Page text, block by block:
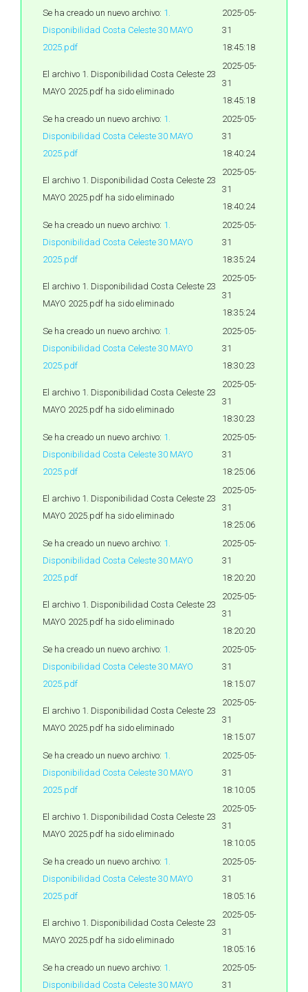
Se ha creado un nuevo archivo: 1.
Disponibilidad Costa Celeste 30 MAYO
2025.pdf
2025-05-
31
18:45:18
El archivo 1. Disponibilidad Costa Celeste 23
MAYO 2025.pdf ha sido eliminado
2025-05-
31
18:45:18
Se ha creado un nuevo archivo: 1.
Disponibilidad Costa Celeste 30 MAYO
2025.pdf
2025-05-
31
18:40:24
El archivo 1. Disponibilidad Costa Celeste 23
MAYO 2025.pdf ha sido eliminado
2025-05-
31
18:40:24
Se ha creado un nuevo archivo: 1.
Disponibilidad Costa Celeste 30 MAYO
2025.pdf
2025-05-
31
18:35:24
El archivo 1. Disponibilidad Costa Celeste 23
MAYO 2025.pdf ha sido eliminado
2025-05-
31
18:35:24
Se ha creado un nuevo archivo: 1.
Disponibilidad Costa Celeste 30 MAYO
2025.pdf
2025-05-
31
18:30:23
El archivo 1. Disponibilidad Costa Celeste 23
MAYO 2025.pdf ha sido eliminado
2025-05-
31
18:30:23
Se ha creado un nuevo archivo: 1.
Disponibilidad Costa Celeste 30 MAYO
2025.pdf
2025-05-
31
18:25:06
El archivo 1. Disponibilidad Costa Celeste 23
MAYO 2025.pdf ha sido eliminado
2025-05-
31
18:25:06
Se ha creado un nuevo archivo: 1.
Disponibilidad Costa Celeste 30 MAYO
2025.pdf
2025-05-
31
18:20:20
El archivo 1. Disponibilidad Costa Celeste 23
MAYO 2025.pdf ha sido eliminado
2025-05-
31
18:20:20
Se ha creado un nuevo archivo: 1.
Disponibilidad Costa Celeste 30 MAYO
2025.pdf
2025-05-
31
18:15:07
El archivo 1. Disponibilidad Costa Celeste 23
MAYO 2025.pdf ha sido eliminado
2025-05-
31
18:15:07
Se ha creado un nuevo archivo: 1.
Disponibilidad Costa Celeste 30 MAYO
2025.pdf
2025-05-
31
18:10:05
El archivo 1. Disponibilidad Costa Celeste 23
MAYO 2025.pdf ha sido eliminado
2025-05-
31
18:10:05
Se ha creado un nuevo archivo: 1.
Disponibilidad Costa Celeste 30 MAYO
2025.pdf
2025-05-
31
18:05:16
El archivo 1. Disponibilidad Costa Celeste 23
MAYO 2025.pdf ha sido eliminado
2025-05-
31
18:05:16
Se ha creado un nuevo archivo: 1.
Disponibilidad Costa Celeste 30 MAYO
2025-05-
31